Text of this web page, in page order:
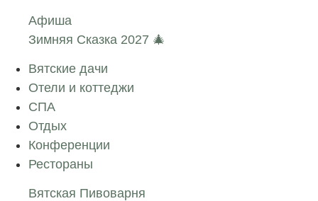
Афиша
Зимняя Сказка 2027 🎄
Вятские дачи
Отели и коттеджи
СПА
Отдых
Конференции
Рестораны
Вятская Пивоварня